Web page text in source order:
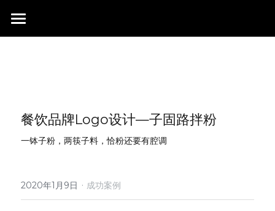
首页
荣膺奖项
联系我们
餐饮品牌Logo设计—子固路拌粉
一钵子粉，两筷子料，恰粉还要有腔调
2020年1月9日 · 成功案例